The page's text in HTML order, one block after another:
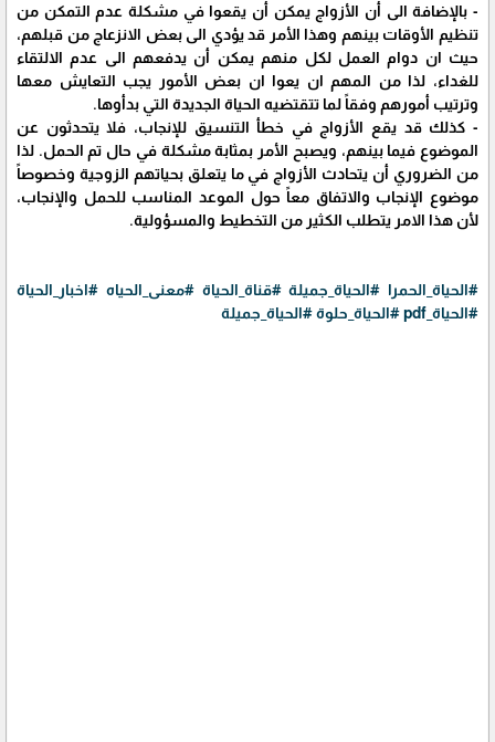
- بالإضافة الى أن الأزواج يمكن أن يقعوا في مشكلة عدم التمكن من
تنظيم الأوقات بينهم وهذا الأمر قد يؤدي الى بعض الانزعاج من قبلهم،
حيث ان دوام العمل لكل منهم يمكن أن يدفعهم الى عدم الالتقاء
للغداء، لذا من المهم ان يعوا ان بعض الأمور يجب التعايش معها
وترتيب أمورهم وفقاً لما تتقتضيه الحياة الجديدة التي بدأوها.
- كذلك قد يقع الأزواج في خطأ التنسيق للإنجاب، فلا يتحدثون عن
الموضوع فيما بينهم، ويصبح الأمر بمثابة مشكلة في حال تم الحمل. لذا
من الضروري أن يتحادث الأزواج في ما يتعلق بحياتهم الزوجية وخصوصاً
موضوع الإنجاب والاتفاق معاً حول الموعد المناسب للحمل والإنجاب،
لأن هذا الامر يتطلب الكثير من التخطيط والمسؤولية.
#الحياة_الحمرا #الحياة_جميلة #قناة_الحياة #معنى_الحياه #اخبار_الحياة
#الحياة_pdf
#الحياة_حلوة#الحياة_جميلة